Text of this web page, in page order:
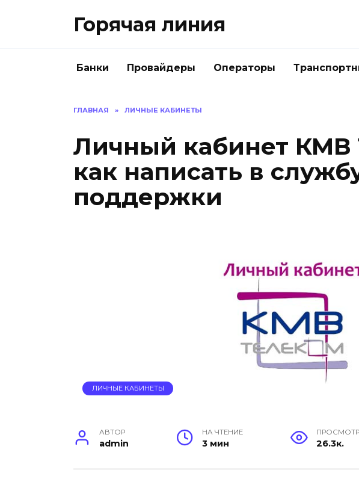
Горячая линия
Банки Провайдеры Операторы
ГЛАВНАЯ » ЛИЧНЫЕ КАБИНЕТЫ
Личный кабинет КМВ
как написать в
поддержки
ЛИЧНЫЕ КАБИНЕТЫ
АВТОР
admin
НА ЧТЕНИЕ
3 мин 26.3к.